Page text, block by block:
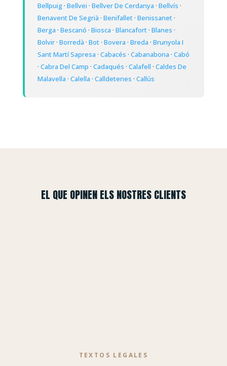
Bellpuig· Bellvei · Bellver De Cerdanya · Bellvís ·
Benavent De Segrià · Benifallet· Benissanet·
Berga · Bescanó · Biosca · Blancafort· Blanes ·
Bolvir· Borredà · Bot· Bovera · Breda · Brunyola I
Sant Martí Sapresa · Cabacés · Cabanabona · Cabó
· Cabra Del Camp · Cadaqués · Calafell · Caldes De
Malavella · Calella · Calldetenes · Callús
EL QUE OPINEN ELS NOSTRES CLIENTS
TEXTOS LEGALES